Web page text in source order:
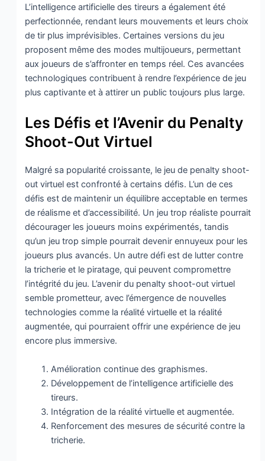
L’intelligence artificielle des tireurs a également été
perfectionnée, rendant leurs mouvements et leurs choix
de tir plus imprévisibles. Certaines versions du jeu
proposent même des modes multijoueurs, permettant
aux joueurs de s’affronter en temps réel. Ces avancées
technologiques contribuent à rendre l’expérience de jeu
plus captivante et à attirer un public toujours plus large.
Les Défis et l’Avenir du Penalty
Shoot-Out Virtuel
Malgré sa popularité croissante, le jeu de penalty shoot-
out virtuel est confronté à certains défis. L’un de ces
défis est de maintenir un équilibre acceptable en termes
de réalisme et d’accessibilité. Un jeu trop réaliste pourrait
décourager les joueurs moins expérimentés, tandis
qu’un jeu trop simple pourrait devenir ennuyeux pour les
joueurs plus avancés. Un autre défi est de lutter contre
la tricherie et le piratage, qui peuvent compromettre
l’intégrité du jeu. L’avenir du penalty shoot-out virtuel
semble prometteur, avec l’émergence de nouvelles
technologies comme la réalité virtuelle et la réalité
augmentée, qui pourraient offrir une expérience de jeu
encore plus immersive.
Amélioration continue des graphismes.
Développement de l’intelligence artificielle des
tireurs.
Intégration de la réalité virtuelle et augmentée.
Renforcement des mesures de sécurité contre la
tricherie.